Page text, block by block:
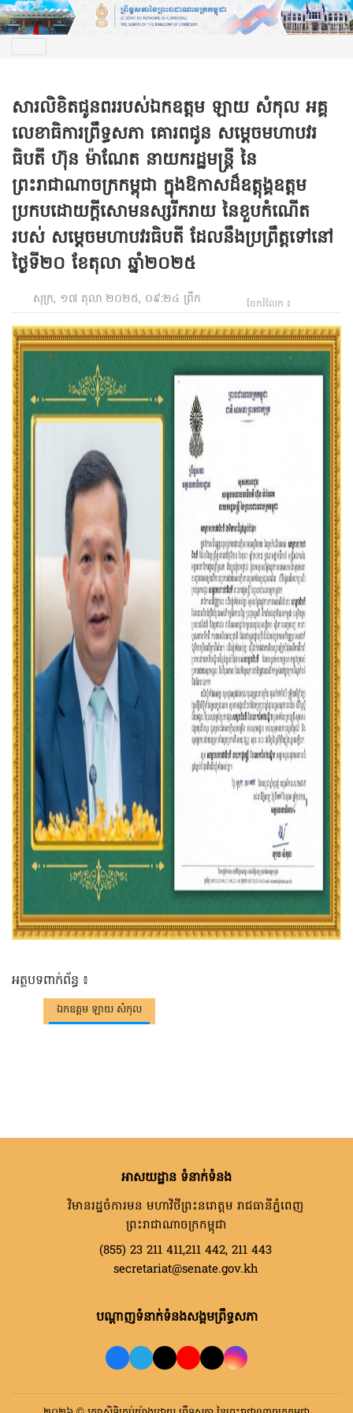
សារលិខិតជូនពរ​របស់ឯកឧត្តម ឡាយ សំកុល អគ្គ
លេខាធិការ​ព្រឹទ្ធសភា​ គោរពជូន សម្តេចមហាបវរ
ធិបតី ហ៊ុន ម៉ាណែត នាយករដ្ឋមន្ត្រី នៃ
ព្រះរាជាណាចក្រកម្ពុជា ក្នុងឱកាសដ៏ឧត្តុង្គឧត្តម
ប្រកបដោយក្តីសោមនស្សរីករាយ នៃខួបកំណើត
របស់ សម្តេចមហាបវរធិបតី ដែលនឹងប្រព្រឹត្តទៅនៅ
ថ្ងៃទី២០ ខែតុលា ឆ្នាំ២០២៥
សុក្រ, ១៧ តុលា ២០២៥, ០៩:២៤ ព្រឹក ចែករំលែក ៖
អត្ថបទពាក់ព័ន្ធ ៖
ឯកឧត្តម ឡាយ សំកុល
អាសយដ្ឋាន ទំនាក់ទំនង
វិមានរដ្ឋចំការមន មហាវិថីព្រះនរោត្តម រាជធានីភ្នំពេញ
ព្រះរាជាណាចក្រកម្ពុជា
(855) 23 211 411,211 442, 211 443
secretariat@senate.gov.kh
បណ្តាញទំនាក់ទំនងសង្គមព្រឹទ្ធសភា